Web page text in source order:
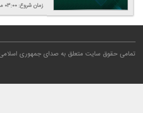
زمان شروع: ۰۳:۰۰
تمامی حقوق سایت متعلق به صدای جمهوری